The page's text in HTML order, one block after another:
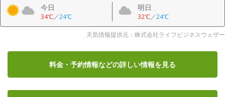
今日
34℃／24℃
明日
32℃／24℃
天気情報提供元：株式会社ライフビジネスウェザー
料金・予約情報などの詳しい情報を見る